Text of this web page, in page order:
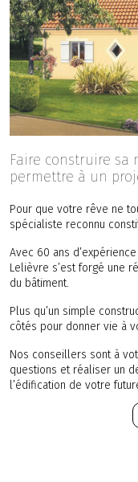
Faire construire sa
permettre à un
Pour que votre rêve ne
spécialiste reconnu
Avec 60 ans
Lelièvre s’est forgé une
du bâtiment.
Plus qu’un simple
côtés pour donner vie à
Nos conseillers sont à
questions et réaliser un
l’édification de votre
Construction d'une